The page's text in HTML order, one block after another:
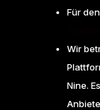
Für
Wir
Nine.